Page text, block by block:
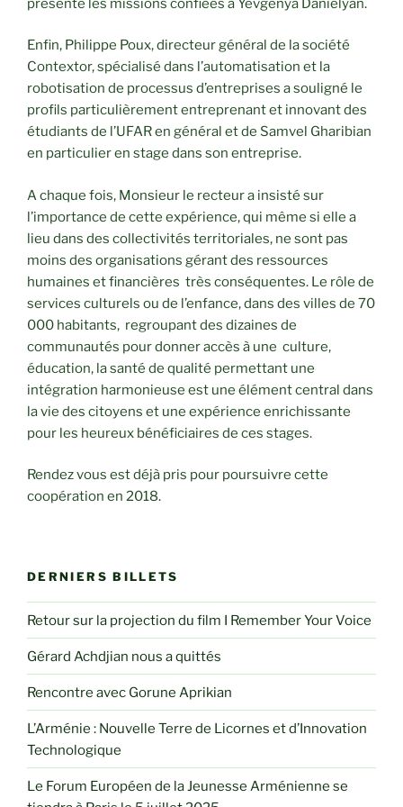
présenté les missions confiées à Yevgenya Danielyan.
Enfin, Philippe Poux, directeur général de la société
Contextor, spécialisé dans l’automatisation et la
robotisation de processus d’entreprises a souligné le
profils particulièrement entreprenant et innovant des
étudiants de l’UFAR en général et de Samvel Gharibian
en particulier en stage dans son entreprise.
A chaque fois, Monsieur le recteur a insisté sur
l’importance de cette expérience, qui même si elle a
lieu dans des collectivités territoriales, ne sont pas
moins des organisations gérant des ressources
humaines et financières très conséquentes. Le rôle de
services culturels ou de l’enfance, dans des villes de 70
000 habitants, regroupant des dizaines de
communautés pour donner accès à une culture,
éducation, la santé de qualité permettant une
intégration harmonieuse est une élément central dans
la vie des citoyens et une expérience enrichissante
pour les heureux bénéficiaires de ces stages.
Rendez vous est déjà pris pour poursuivre cette
coopération en 2018.
DERNIERS BILLETS
Retour sur la projection du film I Remember Your Voice
Gérard Achdjian nous a quittés
Rencontre avec Gorune Aprikian
L’Arménie : Nouvelle Terre de Licornes et d’Innovation
Technologique
Le Forum Européen de la Jeunesse Arménienne se